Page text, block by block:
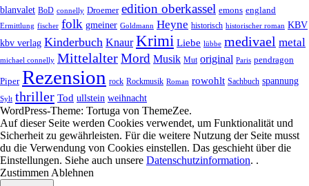
blanvalet BoD connelly Droemer edition oberkassel emons england
Ermittlung fischer folk gmeiner Goldmann Heyne historisch historischer roman KBV
kbv verlag Kinderbuch Knaur Krimi Liebe lübbe medivael metal
michael connelly MittelalterMord Musik Mut original Paris pendragon
Piper Rezension rock Rockmusik Roman rowohlt Sachbuch spannung
Sylt thriller Tod ullstein weihnacht
WordPress-Theme: Tortuga von ThemeZee.
Auf dieser Seite werden Cookies verwendet, um Funktionalität und
Sicherheit zu gewährleisten. Für die weitere Nutzung der Seite musst
du die Verwendung von Cookies einstellen. Das geschieht über die
Einstellungen. Siehe auch unsere Datenschutzinformation. .
Zustimmen Ablehnen